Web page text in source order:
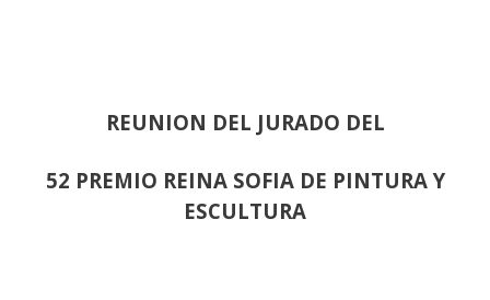
REUNION DEL JURADO DEL
52 PREMIO REINA SOFIA DE PINTURA Y
ESCULTURA